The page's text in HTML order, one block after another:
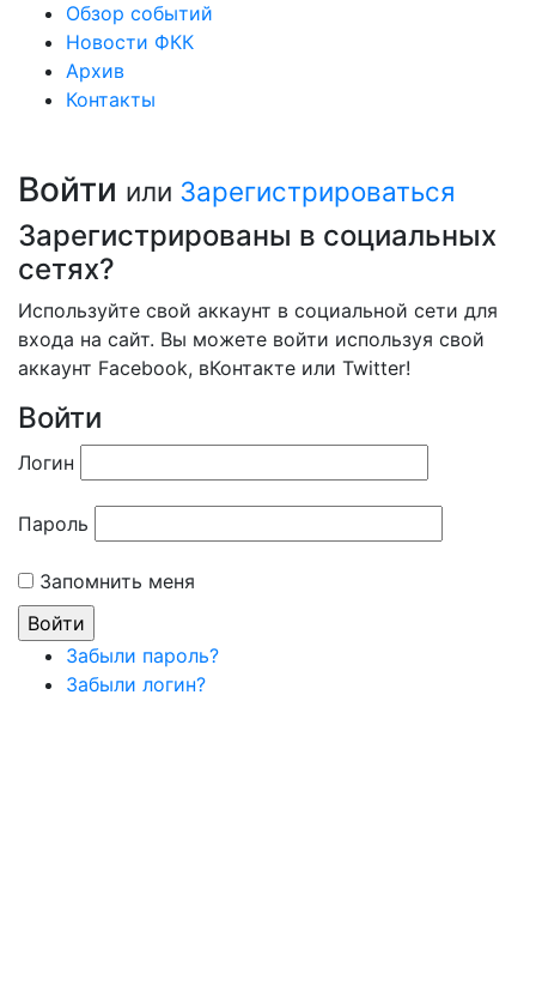
Обзор событий
Новости ФКК
Архив
Контакты
Войти или Зарегистрироваться
Зарегистрированы в социальных
сетях?
Используйте свой аккаунт в социальной сети для
входа на сайт. Вы можете войти используя свой
аккаунт Facebook, вКонтакте или Twitter!
Войти
Логин
Пароль
Запомнить меня
Забыли пароль?
Забыли логин?